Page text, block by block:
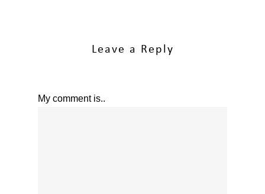
Leave a Reply
My comment is..